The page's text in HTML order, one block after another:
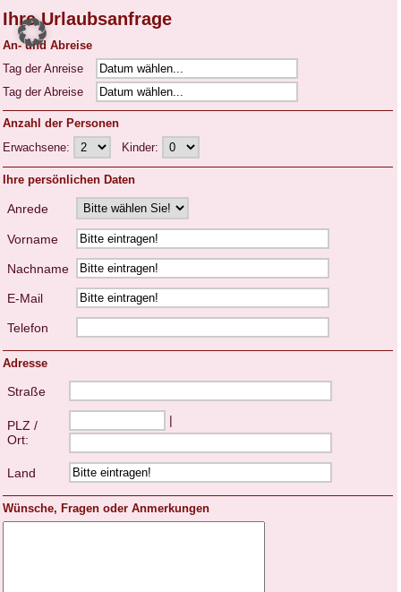
Ihre Urlaubsanfrage
An- und Abreise
Tag der Anreise
Tag der Abreise
Anzahl der Personen
Erwachsene:
Kinder:
Ihre persönlichen Daten
Anrede
Vorname
Nachname
E-Mail
Telefon
Adresse
Straße
PLZ /
Ort:
|
Land
Wünsche, Fragen oder Anmerkungen